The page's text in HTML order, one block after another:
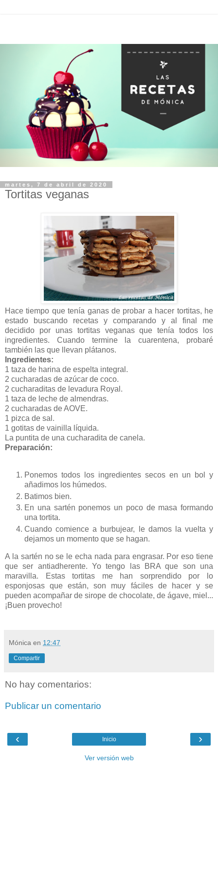
martes, 7 de abril de 2020
Tortitas veganas
Hace tiempo que tenía ganas de probar a hacer tortitas, he
estado buscando recetas y comparando y al final me
decidido por unas tortitas veganas que tenía todos los
ingredientes. Cuando termine la cuarentena, probaré
también las que llevan plátanos.
Ingredientes:
1 taza de harina de espelta integral.
2 cucharadas de azúcar de coco.
2 cucharaditas de levadura Royal.
1 taza de leche de almendras.
2 cucharadas de AOVE.
1 pizca de sal.
1 gotitas de vainilla líquida.
La puntita de una cucharadita de canela.
Preparación:
Ponemos todos los ingredientes secos en un bol y
añadimos los húmedos.
Batimos bien.
En una sartén ponemos un poco de masa formando
una tortita.
Cuando comience a burbujear, le damos la vuelta y
dejamos un momento que se hagan.
A la sartén no se le echa nada para engrasar. Por eso tiene
que ser antiadherente. Yo tengo las BRA que son una
maravilla. Estas tortitas me han sorprendido por lo
esponjosas que están, son muy fáciles de hacer y se
pueden acompañar de sirope de chocolate, de ágave, miel...
¡Buen provecho!
Mónica en 12:47
Compartir
No hay comentarios:
Publicar un comentario
‹ ›
Inicio
Ver versión web